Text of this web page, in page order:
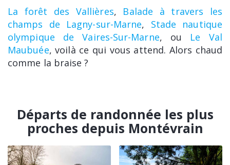
La forêt des Vallières, Balade à travers les
champs de Lagny-sur-Marne, Stade nautique
olympique de Vaires-Sur-Marne, ou Le Val
Maubuée, voilà ce qui vous attend. Alors chaud
comme la braise ?
Départs de randonnée les plus
proches depuis Montévrain